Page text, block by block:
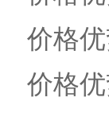
价格
价格